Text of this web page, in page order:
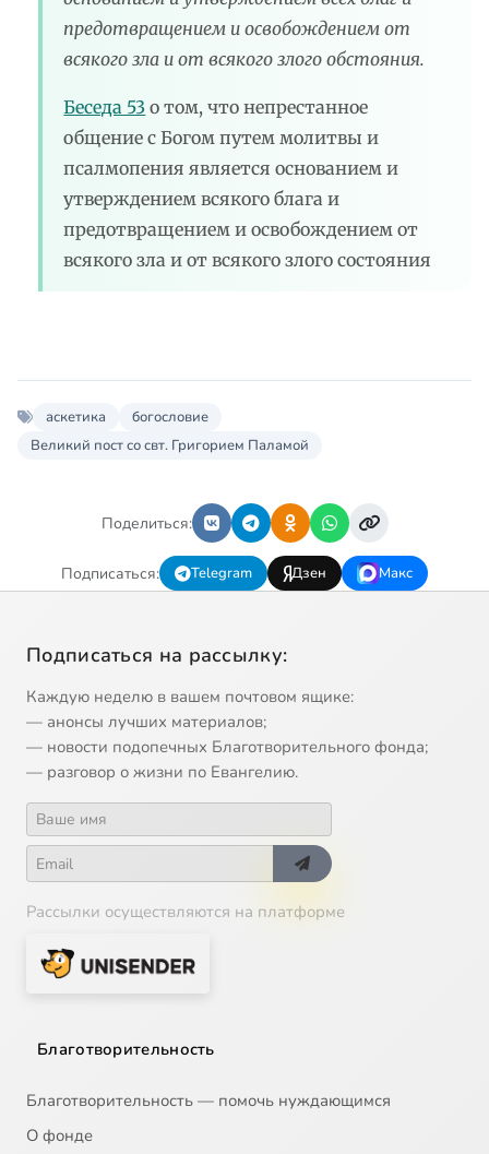
предотвращением и освобождением от
всякого зла и от всякого злого обстояния.
Беседа 53 о том, что непрестанное
общение с Богом путем молитвы и
псалмопения является основанием и
утверждением всякого блага и
предотвращением и освобождением от
всякого зла и от всякого злого состояния
аскетика
богословие
Великий пост со свт. Григорием Паламой
Поделиться:
Подписаться: Telegram Дзен Макс
Подписаться на рассылку:
Каждую неделю в вашем почтовом ящике:
— анонсы лучших материалов;
— новости подопечных Благотворительного фонда;
— разговор о жизни по Евангелию.
Рассылки осуществляются на платформе
Благотворительность
Благотворительность — помочь нуждающимся
О фонде